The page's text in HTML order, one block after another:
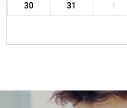
30
31 1